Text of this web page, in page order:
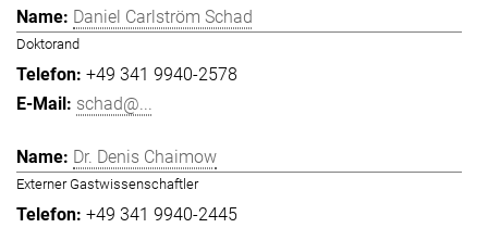
Daniel Carlström Schad
Doktorand
+49 341 9940-2578
schad@...
Dr. Denis Chaimow
Externer Gastwissenschaftler
+49 341 9940-2445